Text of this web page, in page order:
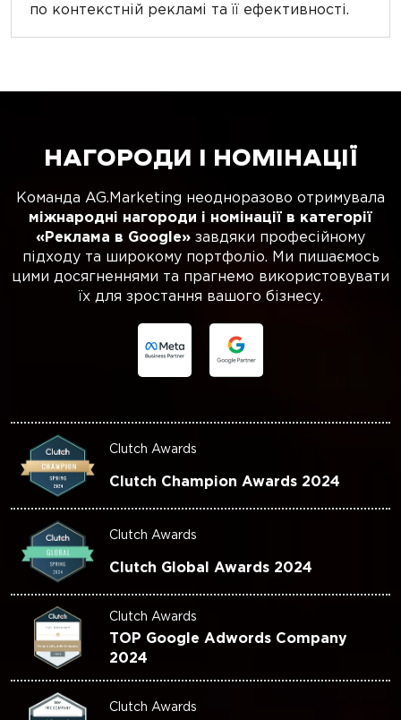
по контекстній рекламі та її ефективності.
НАГОРОДИ І НОМІНАЦІЇ
Команда AG.Marketing неодноразово отримувала
міжнародні нагороди і номінації в категорії
«Реклама в Google» завдяки професійному
підходу та широкому портфоліо. Ми пишаємось
цими досягненнями та прагнемо використовувати
їх для зростання вашого бізнесу.
Clutch Awards
Clutch Champion Awards 2024
Clutch Awards
Clutch Global Awards 2024
Clutch Awards
TOP Google Adwords Company
2024
Clutch Awards